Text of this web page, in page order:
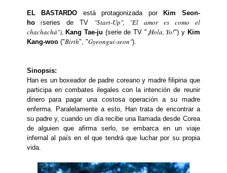
EL BASTARDO está protagonizada por
Kim Seon-
ho(series de TV"Start-Up", "El amor es como el
chachachá"),Kang Tae-ju (serie de TV " ¡Hola, Yo!") yKim
Kang-woo("Birth", "Gyeongui-seon").
Sinopsis:
Han es un boxeador de padre coreano y madre filipina que
participa en combates ilegales con la intención de reunir
dinero para pagar una costosa operación a su madre
enferma. Paralelamente a esto, Han trata de encontrar a
su padre y, cuando un día recibe una llamada desde Corea
de alguien que afirma serlo, se embarca en un viaje
infernal al país en el que tendrá que luchar por su propia
vida.